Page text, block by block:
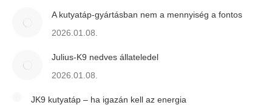
A kutyatáp-gyártásban nem a mennyiség a fontos
2026.01.08.
Julius-K9 nedves állateledel
2026.01.08.
JK9 kutyatáp – ha igazán kell az energia